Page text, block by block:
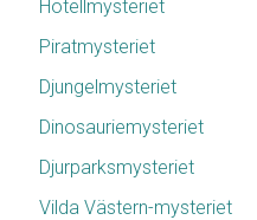
Hotellmysteriet
Piratmysteriet
Djungelmysteriet
Dinosauriemysteriet
Djurparksmysteriet
Vilda Västern-mysteriet